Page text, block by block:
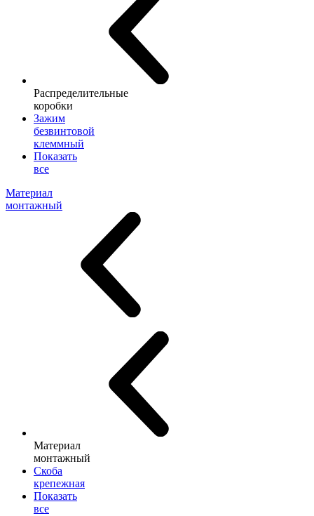
Распределительные
коробки
Зажим
безвинтовой
клеммный
Показать
все
Материал
монтажный
Материал
монтажный
Скоба
крепежная
Показать
все